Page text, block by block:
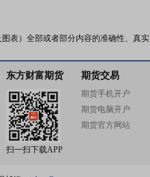
表）全部或者部分内容的准确性、真实
东方财富期货
扫一扫下载APP
期货交易
期货手机开户
期货电脑开户
期货官方网站